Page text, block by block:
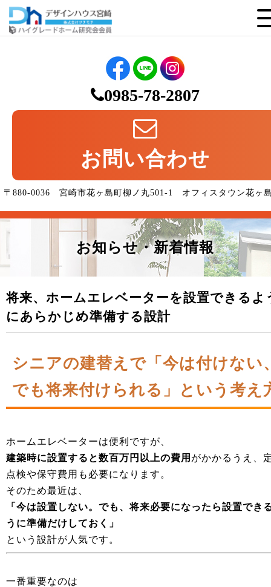
0985-78-2807
お問い合わせ
〒880-0036 宮崎市花ヶ島町柳ノ丸501-1 オフィスタウン花ヶ
お知らせ・新着情報
将来、ホームエレベーターを設置できるよ
にあらかじめ準備する設計
シニアの建替えで「今は付けない
でも将来付けられる」という考え
ホームエレベーターは便利ですが、
建築時に設置すると数百万円以上の費用 がかかるうえ、
点検や保守費用も必要になります。
そのため最近は、
「今は設置しない。でも、将来必要になったら設置でき
うに準備だけしておく」
という設計が人気です。
一番重要なのは